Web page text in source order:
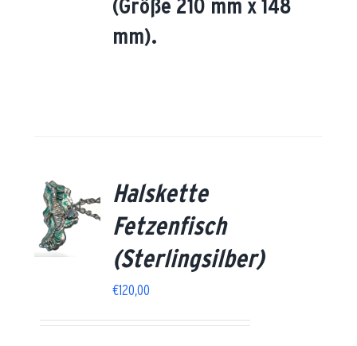
(Größe 210 mm x 148
mm).
Halskette
Fetzenfisch
(Sterlingsilber)
€120,00